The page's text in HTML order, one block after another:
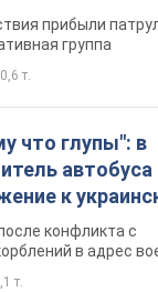
прибыли
группа
т.
что глупы": в
автобуса
к
за это.
конфликта с
в адрес
т.